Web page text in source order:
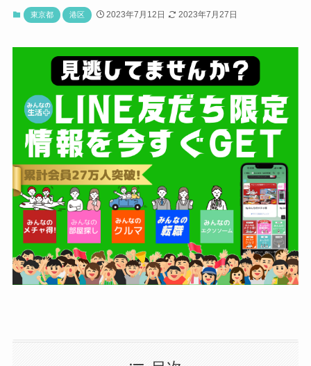
東京都 港区 2023年7月12日 2023年7月27日